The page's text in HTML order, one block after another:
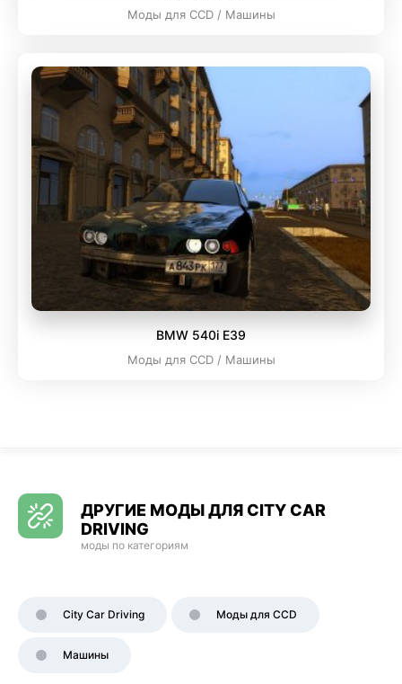
Моды для CCD / Машины
BMW 540i E39
Моды для CCD / Машины
ДРУГИЕ МОДЫ ДЛЯ CITY CAR
DRIVING
моды по категориям
City Car Driving Моды для CCD
Машины